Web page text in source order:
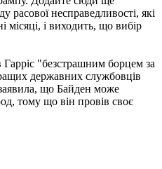
расової несправедливості, які
і виходить, що вибір
"безстрашним борцем за
державних службовців
що Байден може
тому що він провів своє